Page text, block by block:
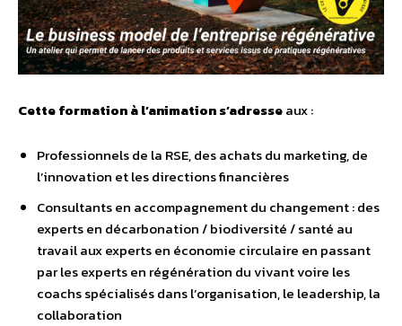
Cette formation à l’animation s’adresseaux :
Professionnels de la RSE, des achats du marketing, de
l’innovation et les directions financières
Consultants en accompagnement du changement : des
experts en décarbonation / biodiversité / santé au
travail aux experts en économie circulaire en passant
par les experts en régénération du vivant voire les
coachs spécialisés dans l’organisation, le leadership, la
collaboration